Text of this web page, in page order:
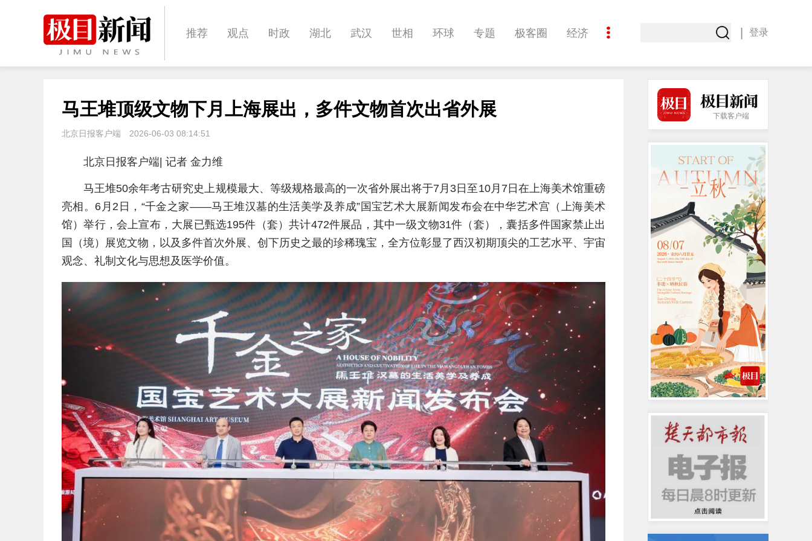
推荐 观点 时政 湖北 武汉 世相 环球 专题 极客圈 经济
体育 娱乐 影像 帅作文 International 职教院 酒道
登录
马王堆顶级文物下月上海展出，多件文物首次出省外展
北京日报客户端 2026-06-03 08:14:51
北京日报客户端| 记者 金力维
马王堆50余年考古研究史上规模最大、等级规格最高的一次省外展出将于7月3日至10月7日在上海美术馆重磅
亮相。6月2日，“千金之家——马王堆汉墓的生活美学及养成”国宝艺术大展新闻发布会在中华艺术宫（上海美术
馆）举行，会上宣布，大展已甄选195件（套）共计472件展品，其中一级文物31件（套），囊括多件国家禁止出
国（境）展览文物，以及多件首次外展、创下历史之最的珍稀瑰宝，全方位彰显了西汉初期顶尖的工艺水平、宇宙
观念、礼制文化与思想及医学价值。
下载客户端